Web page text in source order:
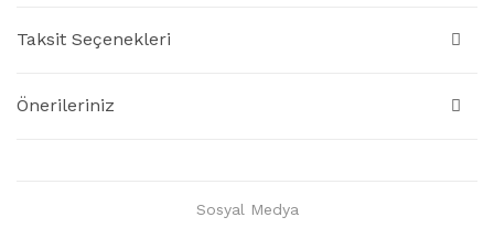
Taksit Seçenekleri
Önerileriniz
Sosyal Medya